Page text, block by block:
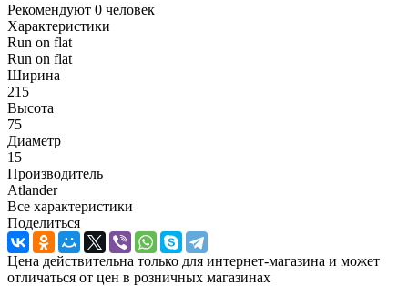
Рекомендуют 0 человек
Характеристики
Run on flat
Run on flat
Ширина
215
Высота
75
Диаметр
15
Производитель
Atlander
Все характеристики
Поделиться
Цена действительна только для интернет-магазина и может
отличаться от цен в розничных магазинах